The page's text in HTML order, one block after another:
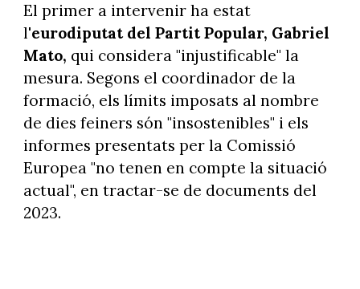
El primer a intervenir ha estat
l'eurodiputat del Partit Popular, Gabriel
Mato, qui considera "injustificable" la
mesura. Segons el coordinador de la
formació, els límits imposats al nombre
de dies feiners són "insostenibles" i els
informes presentats per la Comissió
Europea "no tenen en compte la situació
actual", en tractar-se de documents del
2023.